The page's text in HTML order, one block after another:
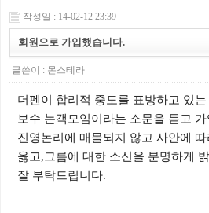
작성일 : 14-02-12 23:39
회원으로 가입했습니다.
글쓴이 : 몬스테라
더펜이 합리적 중도를 표방하고 있는
보수 논객모임이라는 소문을 듣고
진영논리에 매몰되지 않고 사안에 따
옳고,그름에 대한 소신을 분명하게
잘 부탁드립니다.